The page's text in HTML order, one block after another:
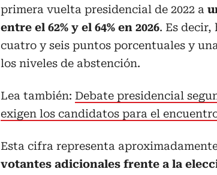
primera vuelta presidencial de 2022 a
entre el 62% y el 64% en 2026. Es
cuatro y seis puntos porcentuales y
los niveles de abstención.
Lea también: Debate presidencial
exigen los candidatos para el
Esta cifra representa
votantes adicionales frente a la